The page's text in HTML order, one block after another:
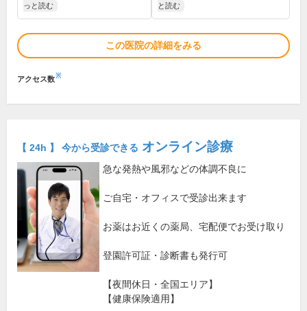
っと読む
と読む
この医院の詳細をみる
アクセス数※
【 24h 】 今から受診できる オンライン診療
急な発熱や風邪などの体調不良に
ご自宅・オフィスで受診出来ます
お薬はお近くの薬局、宅配便でお受け取り
登園許可証・診断書も発行可
【夜間休日・全国エリア】
【健康保険適用】